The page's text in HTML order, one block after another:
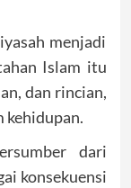
menjadi
Islam itu
dan rincian,
kehidupan.
dari
konsekuensi